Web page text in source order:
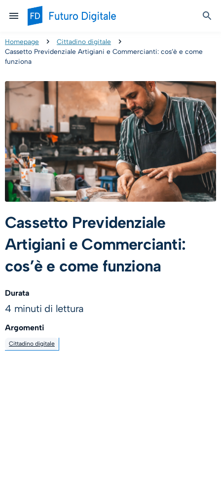
Homepage
Cittadino digitale
Cassetto Previdenziale Artigiani e Commercianti: cos’è e come
funziona
Cassetto Previdenziale
Artigiani e Commercianti:
cos’è e come funziona
Durata
4 minuti di lettura
Argomenti
Cittadino digitale